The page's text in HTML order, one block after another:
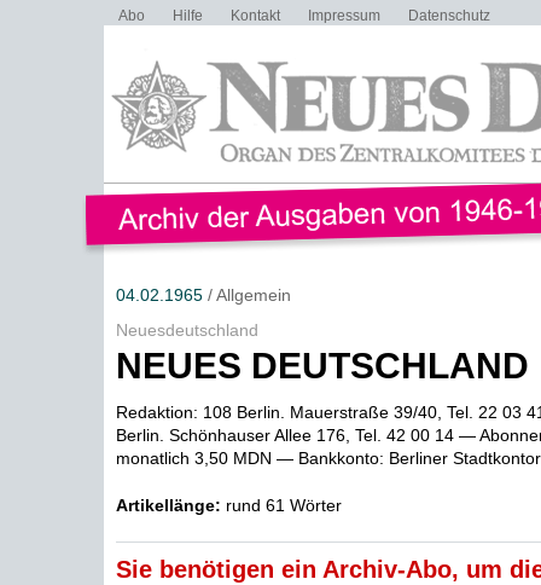
Abo Hilfe Kontakt Impressum Datenschutz
04.02.1965/ Allgemein
Neuesdeutschland
NEUES DEUTSCHLAND
Redaktion: 108 Berlin. Mauerstraße 39/40, Tel. 22 03
Berlin. Schönhauser Allee 176, Tel. 42 00 14 —
monatlich 3,50 MDN — Bankkonto: Berliner
Artikellänge: rund 61 Wörter
Sie benötigen ein Archiv-Abo, um